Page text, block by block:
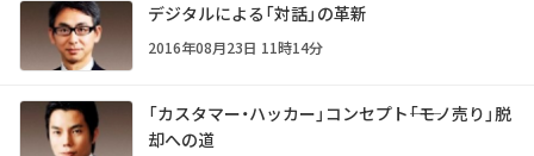
デジタルによる「対話」の革新
2016年08月23日 11時14分
「カスタマー・ハッカー」コンセプト――「モノ売り」脱
却への道